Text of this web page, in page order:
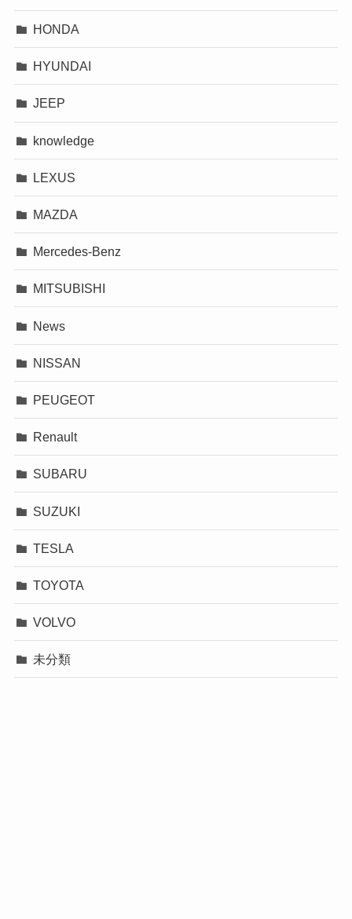
HONDA
HYUNDAI
JEEP
knowledge
LEXUS
MAZDA
Mercedes-Benz
MITSUBISHI
News
NISSAN
PEUGEOT
Renault
SUBARU
SUZUKI
TESLA
TOYOTA
VOLVO
未分類